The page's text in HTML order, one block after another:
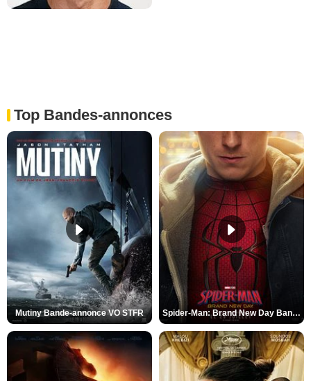
Top Bandes-annonces
Mutiny Bande-annonce VO STFR Spider-Man: Brand New Day Bande-annonce VO STFR